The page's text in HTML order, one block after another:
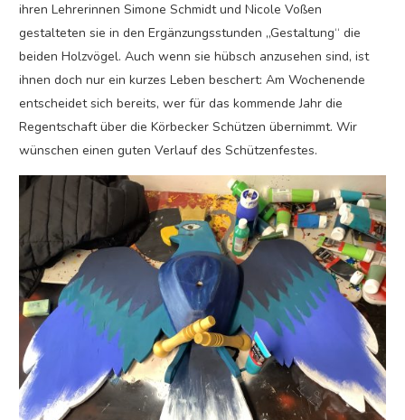
ihren Lehrerinnen Simone Schmidt und Nicole Voßen
gestalteten sie in den Ergänzungsstunden „Gestaltung“ die
beiden Holzvögel. Auch wenn sie hübsch anzusehen sind, ist
ihnen doch nur ein kurzes Leben beschert: Am Wochenende
entscheidet sich bereits, wer für das kommende Jahr die
Regentschaft über die Körbecker Schützen übernimmt. Wir
wünschen einen guten Verlauf des Schützenfestes.